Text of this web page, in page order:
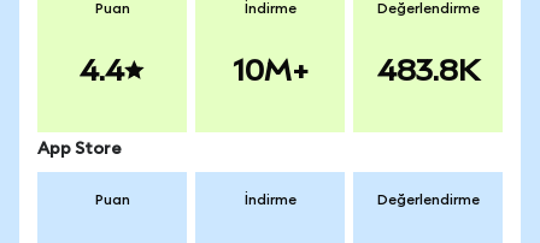
Puan
4.4
İndirme
10M+
Değerlendirme
483.8K
App Store
Puan İndirme Değerlendirme